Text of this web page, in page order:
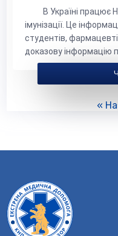
В Україні працює
імунізації. Це
студентів,
доказову інформацію
«